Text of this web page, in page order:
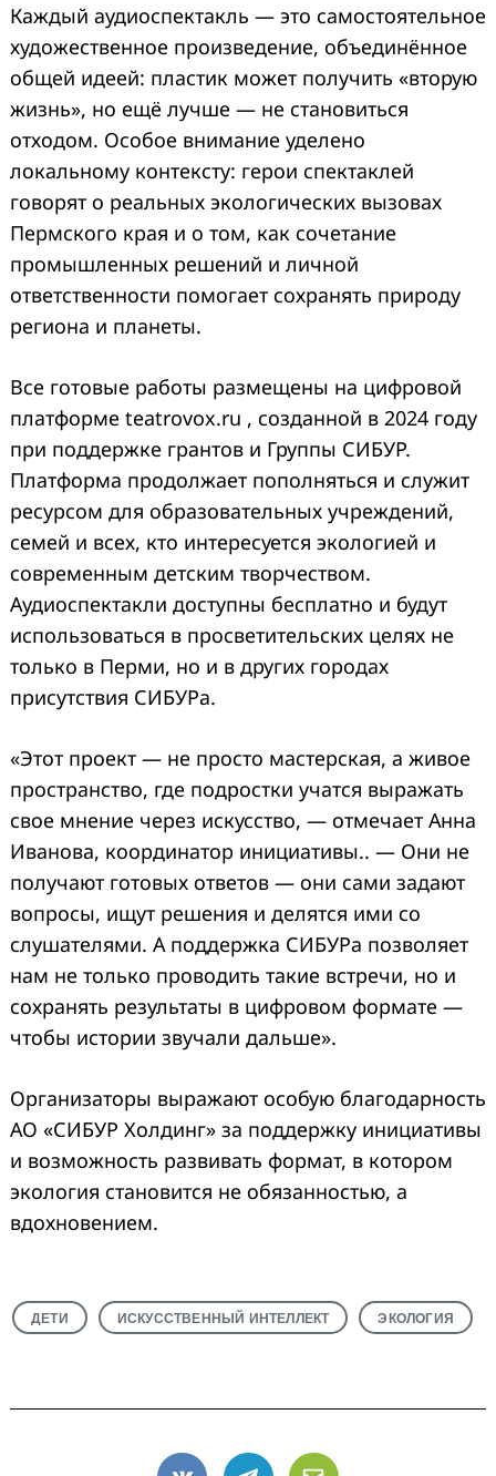
Каждый аудиоспектакль — это самостоятельное
художественное произведение, объединённое
общей идеей: пластик может получить «вторую
жизнь», но ещё лучше — не становиться
отходом. Особое внимание уделено
локальному контексту: герои спектаклей
говорят о реальных экологических вызовах
Пермского края и о том, как сочетание
промышленных решений и личной
ответственности помогает сохранять природу
региона и планеты.
Все готовые работы размещены на цифровой
платформе teatrovox.ru , созданной в 2024 году
при поддержке грантов и Группы СИБУР.
Платформа продолжает пополняться и служит
ресурсом для образовательных учреждений,
семей и всех, кто интересуется экологией и
современным детским творчеством.
Аудиоспектакли доступны бесплатно и будут
использоваться в просветительских целях не
только в Перми, но и в других городах
присутствия СИБУРа.
«Этот проект — не просто мастерская, а живое
пространство, где подростки учатся выражать
свое мнение через искусство, — отмечает Анна
Иванова, координатор инициативы.. — Они не
получают готовых ответов — они сами задают
вопросы, ищут решения и делятся ими со
слушателями. А поддержка СИБУРа позволяет
нам не только проводить такие встречи, но и
сохранять результаты в цифровом формате —
чтобы истории звучали дальше».
Организаторы выражают особую благодарность
АО «СИБУР Холдинг» за поддержку инициативы
и возможность развивать формат, в котором
экология становится не обязанностью, а
вдохновением.
ДЕТИ ИСКУССТВЕННЫЙ ИНТЕЛЛЕКТ ЭКОЛОГИЯ